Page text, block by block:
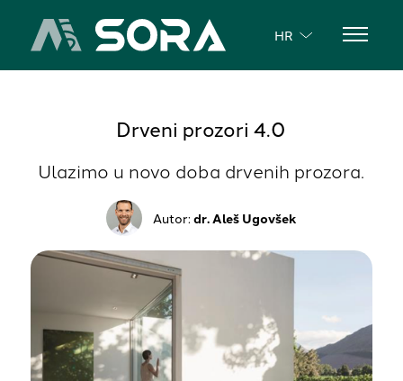
HR
Drveni prozori 4.0
Ulazimo u novo doba drvenih prozora.
Autor: dr. Aleš Ugovšek